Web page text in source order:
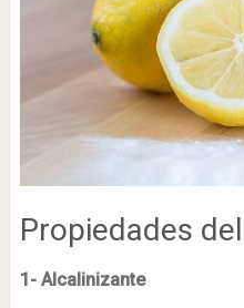
Propiedades
1- Alcalinizante